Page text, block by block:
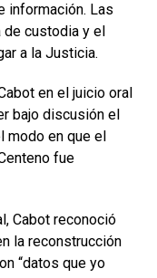
información. Las
custodia y el
a la Justicia.
en el juicio oral
bajo discusión el
modo en que el
fue
Cabot reconoció
la reconstrucción
“datos que yo